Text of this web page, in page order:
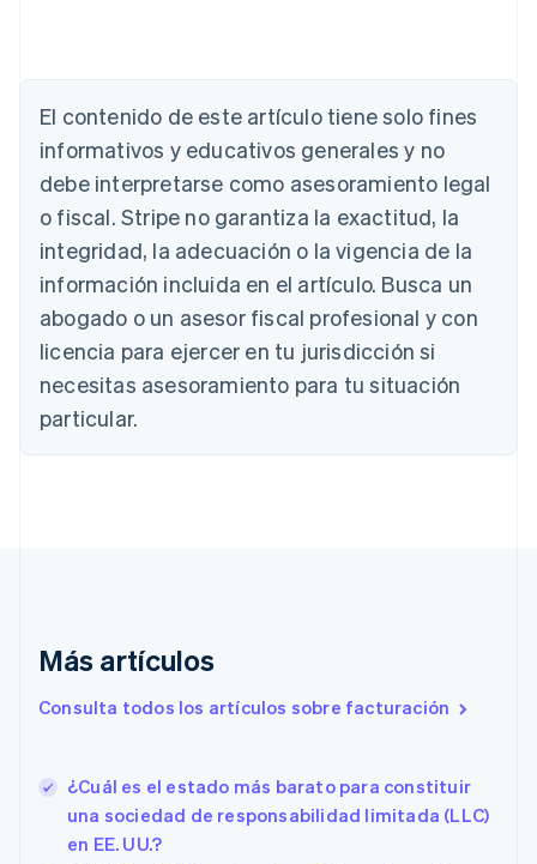
El contenido de este artículo tiene solo fines
informativos y educativos generales y no
debe interpretarse como asesoramiento legal
o fiscal. Stripe no garantiza la exactitud, la
integridad, la adecuación o la vigencia de la
información incluida en el artículo. Busca un
abogado o un asesor fiscal profesional y con
licencia para ejercer en tu jurisdicción si
necesitas asesoramiento para tu situación
particular.
Más artículos
Consulta todos los artículos sobre facturación
¿Cuál es el estado más barato para constituir
una sociedad de responsabilidad limitada (LLC)
en EE. UU.?
Alemania
DeutschEnglish
Australia
English
Austria
English
Bélgica
NederlandsFrançaisDeutschEnglish
Brasil
Bulgaria
English
English
English
Eslovenia
EnglishItaliano
España